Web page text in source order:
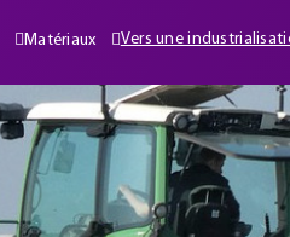
Matériaux Vers une